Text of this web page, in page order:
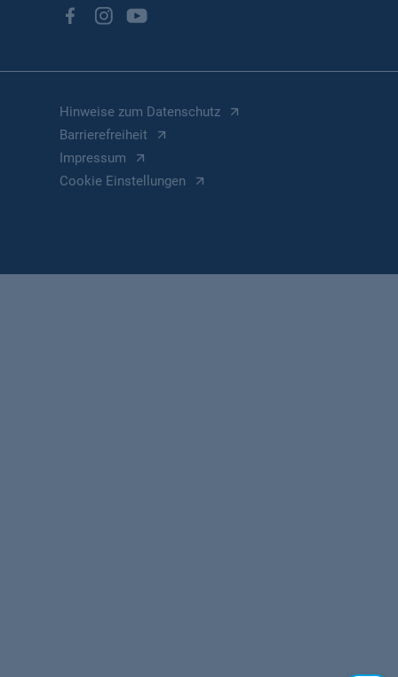
Hinweise zum Datenschutz
Barrierefreiheit
Impressum
Cookie Einstellungen